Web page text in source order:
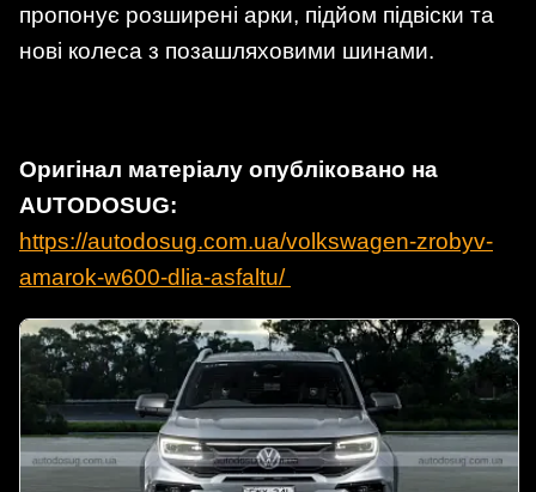
пропонує розширені арки, підйом підвіски та
нові колеса з позашляховими шинами.
Оригінал матеріалу опубліковано на
AUTODOSUG:
https://autodosug.com.ua/volkswagen-zrobyv-
amarok-w600-dlia-asfaltu/